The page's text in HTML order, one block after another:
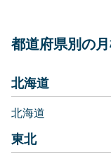
都道府県別の
北海道
北海道
東北